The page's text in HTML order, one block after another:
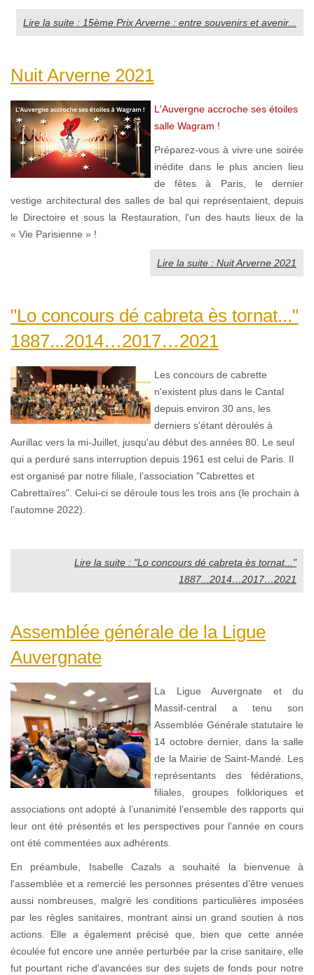
Lire la suite : 15ème Prix Arverne : entre souvenirs et avenir...
Nuit Arverne 2021
L'Auvergne accroche ses étoiles
salle Wagram !
Préparez-vous à vivre une soirée
inédite dans le plus ancien lieu
de fêtes à Paris, le dernier
vestige architectural des salles de bal qui représentaient, depuis
le Directoire et sous la Restauration, l'un des hauts lieux de la
« Vie Parisienne » !
Lire la suite : Nuit Arverne 2021
"Lo concours dé cabreta ès tornat..."
1887...2014…2017…2021
Les concours de cabrette
n'existent plus dans le Cantal
depuis environ 30 ans, les
derniers s'étant déroulés à
Aurillac vers la mi-Juillet, jusqu'au début des années 80. Le seul
qui a perduré sans interruption depuis 1961 est celui de Paris. Il
est organisé par notre filiale, l’association "Cabrettes et
Cabrettaïres". Celui-ci se déroule tous les trois ans (le prochain à
l’automne 2022).
Lire la suite : "Lo concours dé cabreta ès tornat..."
1887...2014…2017…2021
Assemblée générale de la Ligue
Auvergnate
La Ligue Auvergnate et du
Massif-central a tenu son
Assemblée Générale statutaire le
14 octobre dernier, dans la salle
de la Mairie de Saint-Mandé. Les
représentants des fédérations,
filiales, groupes folkloriques et
associations ont adopté à l’unanimité l’ensemble des rapports qui
leur ont été présentés et les perspectives pour l’année en cours
ont été commentées aux adhérents.
En préambule, Isabelle Cazals a souhaité la bienvenue à
l'assemblée et a remercié les personnes présentes d’être venues
aussi nombreuses, malgré les conditions particulières imposées
par les règles sanitaires, montrant ainsi un grand soutien à nos
actions. Elle a également précisé que, bien que cette année
écoulée fut encore une année perturbée par la crise sanitaire, elle
fut pourtant riche d'avancées sur des sujets de fonds pour notre